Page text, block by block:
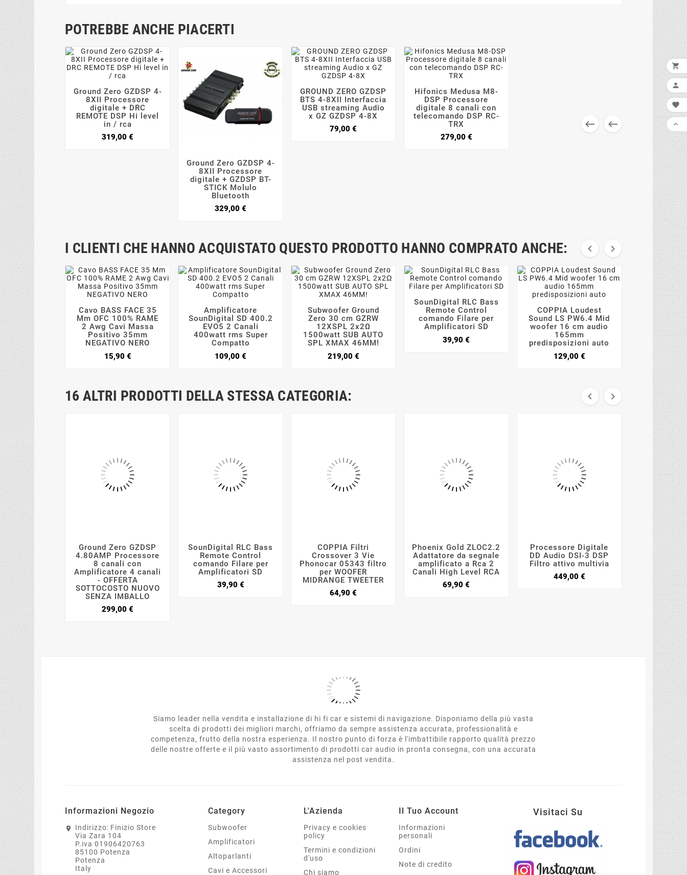
POTREBBE ANCHE PIACERTI
 
  
Ground Zero GZDSP 4-
8XII Processore
digitale + DRC
REMOTE DSP Hi level
in / rca
319,00 €
  
Ground Zero GZDSP 4-
8XII Processore
digitale + GZDSP BT-
STICK Molulo
Bluetooth
329,00 €
  
GROUND ZERO GZDSP
BTS 4-8XII Interfaccia
USB streaming Audio
x GZ GZDSP 4-8X
79,00 €
  
Hifonics Medusa M8-
DSP Processore
digitale 8 canali con
telecomando DSP RC-
TRX
279,00 €Prezzo
I CLIENTI CHE HANNO ACQUISTATO QUESTO PRODOTTO HANNO COMPRATO ANCHE:  
  
Cavo BASS FACE 35
Mm OFC 100% RAME
2 Awg Cavi Massa
Positivo 35mm
NEGATIVO NERO
15,90 €Prezzo
  
Amplificatore
SounDigital SD 400.2
EVO5 2 Canali
400watt rms Super
Compatto
109,00 €
  
Subwoofer Ground
Zero 30 cm GZRW
12XSPL 2x2Ω
1500watt SUB AUTO
SPL XMAX 46MM!
219,00 €Prezzo
  
SounDigital RLC Bass
Remote Control
comando Filare per
Amplificatori SD
39,90 €
  
COPPIA Loudest
Sound LS PW6.4 Mid
woofer 16 cm audio
165mm
predisposizioni auto
129,00 €Prezzo
 
GROUND
BTS 4-8XII
USB
x GZ
16 ALTRI PRODOTTI DELLA STESSA CATEGORIA:  
  
Ground Zero GZDSP
4.80AMP Processore
8 canali con
Amplificatore 4 canali
- OFFERTA
SOTTOCOSTO NUOVO
SENZA IMBALLO
299,00 €
  
SounDigital RLC Bass
Remote Control
comando Filare per
Amplificatori SD
39,90 €Prezzo
  
COPPIA Filtri
Crossover 3 Vie
Phonocar 05343 filtro
per WOOFER
MIDRANGE TWEETER
64,90 €
  
Phoenix Gold ZLOC2.2
Adattatore da segnale
amplificato a Rca 2
Canali High Level RCA
69,90 €
  
Processore Digitale
DD Audio DSI-3 DSP
Filtro attivo multivia
449,00 €Prezzo
 
AC PS02
5sec
Siamo leader nella vendita e installazione di hi fi car e sistemi di navigazione. Disponiamo della più vasta
scelta di prodotti dei migliori marchi, offriamo da sempre assistenza accurata, professionalità e
competenza, frutto della nostra esperienza. Il nostro punto di forza è l'imbattibile rapporto qualità prezzo
delle nostre offerte e il più vasto assortimento di prodotti car audio in pronta consegna, con una accurata
assistenza nel post vendita.
Informazioni Negozio
Indirizzo: Finizio Store
Via Zara 104
P.iva 01906420763
85100 Potenza
Potenza
Italy
Category
Subwoofer
Amplificatori
Altoparlanti
Cavi e Accessori
L'Azienda
Privacy e cookies
policy
Termini e condizioni
d'uso
Chi siamo
Il Tuo Account
Informazioni
personali
Ordini
Note di credito
Visitaci Su



